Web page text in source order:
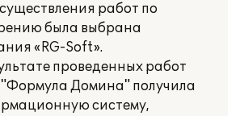
работ по
была выбрана
«RG-Soft».
проведенных работ
Домина" получила
систему,